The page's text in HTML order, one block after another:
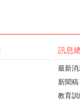
訊息
最新消
新聞稿
教育訓